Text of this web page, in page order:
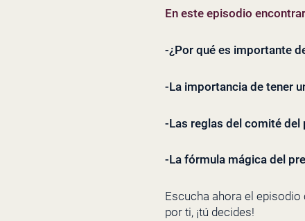
En este episodio
-¿Por qué es importante
-La importancia de tener
-Las reglas del comité
-La fórmula mágica del
Escucha ahora el
por ti, ¡tú decides!